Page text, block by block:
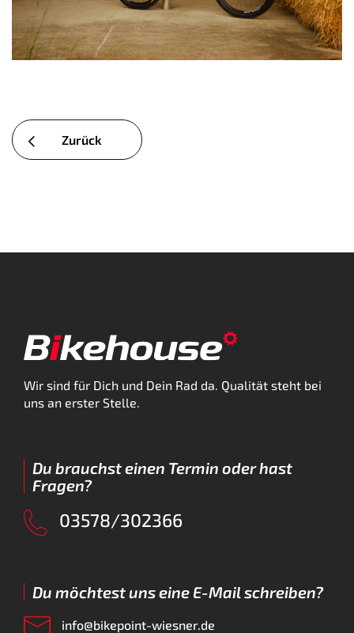
Zurück
Wir sind für Dich und Dein Rad da. Qualität steht bei
uns an erster Stelle.
Du brauchst einen Termin oder hast
Fragen?
03578/302366
Du möchtest uns eine E-Mail schreiben?
info@bikepoint-wiesner.de